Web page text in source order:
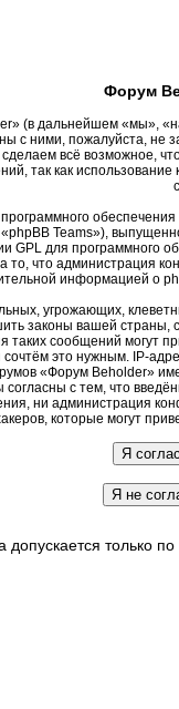
Форум
(в дальнейшем «мы»,
с ними, пожалуйста, не
всё возможное,
так как
Teams»),
GPL для программного
то, что администрация
информацией о
угрожающих,
законы вашей страны,
сообщений могут
сочтём это нужным. IP-
«Форум Beholder»
согласны с тем, что
ни администрация
которые могут
только